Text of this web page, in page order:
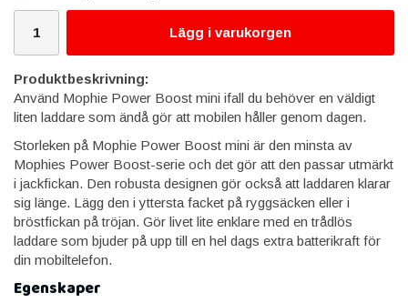
Lägg i varukorgen
Produktbeskrivning:
Använd Mophie Power Boost mini ifall du behöver en väldigt
liten laddare som ändå gör att mobilen håller genom dagen.
Storleken på Mophie Power Boost mini är den minsta av
Mophies Power Boost-serie och det gör att den passar utmärkt
i jackfickan. Den robusta designen gör också att laddaren klarar
sig länge. Lägg den i yttersta facket på ryggsäcken eller i
bröstfickan på tröjan. Gör livet lite enklare med en trådlös
laddare som bjuder på upp till en hel dags extra batterikraft för
din mobiltelefon.
Egenskaper